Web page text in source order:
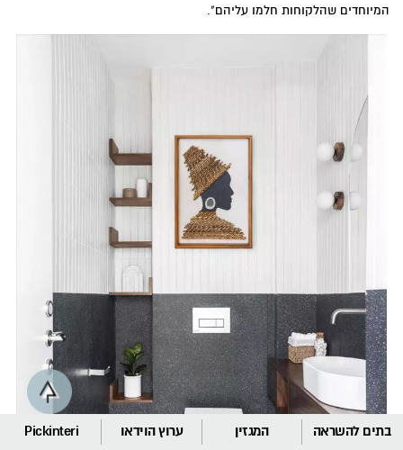
המיוחדים שהלקוחות חלמו עליהם".
בתים להשראה המגזין ערוץ הוידאו Pickinteri